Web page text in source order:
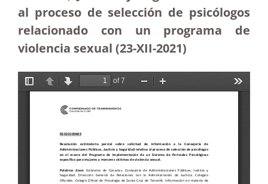
al proceso de selección de psicólogos
relacionado con un programa de
violencia sexual (23-XII-2021)